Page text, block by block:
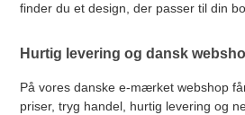
finder du et design, der passer til din
Hurtig levering og dansk
På vores danske e-mærket webshop
priser, tryg handel, hurtig levering og